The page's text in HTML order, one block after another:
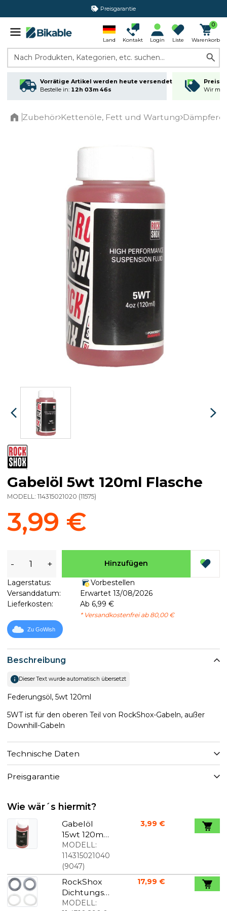
Land Kontakt Login Liste
0
Warenkorb
Nach Produkten, Kategorien, etc. suchen...
Vorrätige Artikel werden heute versendet
Bestelle in: 12h 03m 46s
Wir
Zubehör Kettenöle, Fett und Wartung Dämpferöl
Beschreibung
Dieser Text wurde automatisch übersetzt
Federungsöl, 5wt 120ml
5WT ist für den oberen Teil von RockShox-Gabeln, außer
Downhill-Gabeln
Technische Daten
Preisgarantie
Gabelöl 5wt 120ml Flasche
MODELL: 114315021020 (11575)
3,99 €
- + Hinzufügen
Lagerstatus:
Vorbestellen
Versanddatum:
Erwartet 13/08/2026
Lieferkosten:
Ab 6,99 €
* Versandkostenfrei ab 80,00 €
Zu GoWish
Wie wär´s hiermit?
Gabelöl
15wt 120ml
Flasche
MODELL:
114315021040
(9047)
3,99 €
RockShox
Dichtungss
atz für
MODELL:
17,99 €